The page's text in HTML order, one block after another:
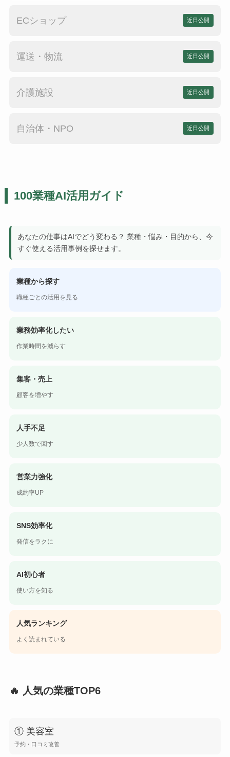
ECショップ 近日公開
運送・物流 近日公開
介護施設 近日公開
自治体・NPO 近日公開
100業種AI活用ガイド
あなたの仕事はAIでどう変わる？ 業種・悩み・目的から、今
すぐ使える活用事例を探せます。
業種から探す
職種ごとの活用を見る
業務効率化したい
作業時間を減らす
集客・売上
顧客を増やす
人手不足
少人数で回す
営業力強化
成約率UP
SNS効率化
発信をラクに
AI初心者
使い方を知る
人気ランキング
よく読まれている
🔥 人気の業種TOP6
① 美容室
予約・口コミ改善